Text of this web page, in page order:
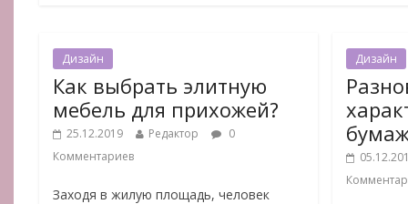
Дизайн
Как выбрать элитную
мебель для прихожей?
25.12.2019 Редактор
0
Комментариев
Заходя в жилую площадь, человек
Дизайн